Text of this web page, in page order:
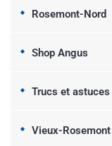
Rosemont-Nord
Shop Angus
Trucs et astuces
Vieux-Rosemont